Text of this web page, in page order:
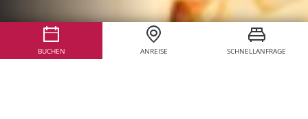
BUCHEN ANREISE SCHNELLANFRAGE